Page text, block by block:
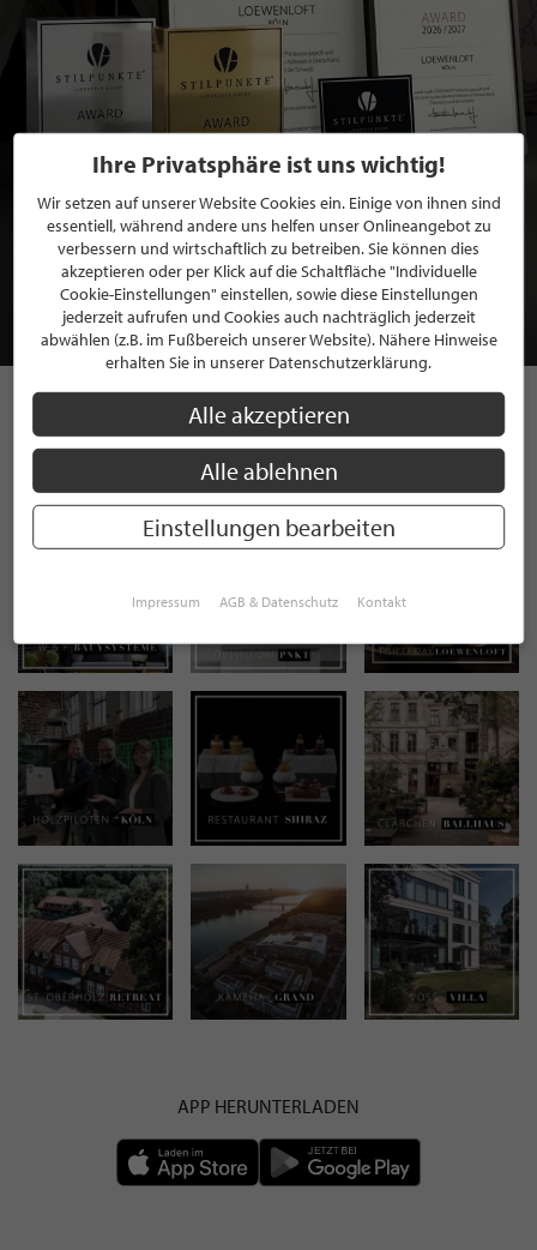
BEWERBEN SIE SICH FÜR EINE GRATIS
MITGLIEDSCHAFT BEI STILPUNKTE®
JETZT GRATIS BEWERBEN
STILPUNKTE AUF
INSTAGRAM
APP HERUNTERLADEN
Ihre Privatsphäre ist uns wichtig!
Wir setzen auf unserer Website Cookies ein. Einige von ihnen sind
essentiell, während andere uns helfen unser Onlineangebot zu
verbessern und wirtschaftlich zu betreiben. Sie können dies
akzeptieren oder per Klick auf die Schaltfläche "Individuelle
Cookie-Einstellungen" einstellen, sowie diese Einstellungen
jederzeit aufrufen und Cookies auch nachträglich jederzeit
abwählen (z.B. im Fußbereich unserer Website). Nähere Hinweise
erhalten Sie in unserer Datenschutzerklärung.
Alle akzeptieren
Alle ablehnen
Einstellungen bearbeiten
Impressum AGB & Datenschutz Kontakt